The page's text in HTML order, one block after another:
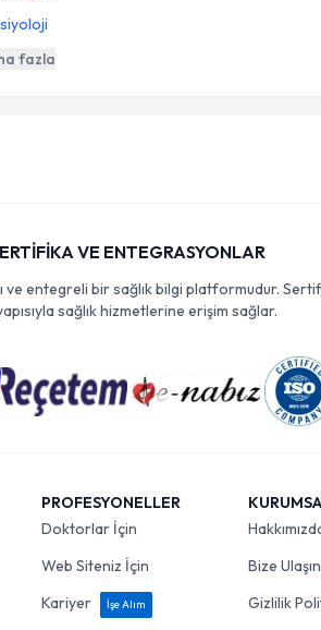
fazla
VE ENTEGRASYONLAR
ve entegreli bir sağlık bilgi platformudur.
sağlık hizmetlerine erişim sağlar.
PROFESYONELLER
Doktorlar İçin
Web Siteniz İçin
Kariyer
İşe Alım
Bize Ulaşın
Gizlilik